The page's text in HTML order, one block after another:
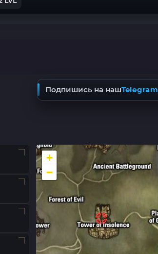
Подпишись на нашTelegram
+
−